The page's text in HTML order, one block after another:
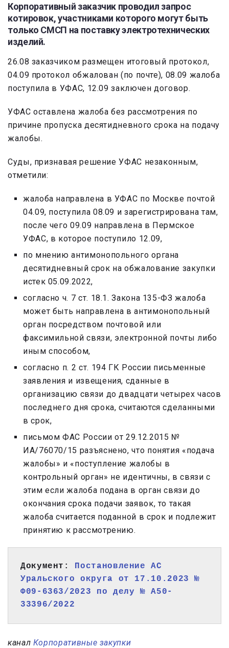
Корпоративный заказчик проводил запрос
котировок, участниками которого могут быть
только СМСП на поставку электротехнических
изделий.
26.08 заказчиком размещен итоговый протокол,
04.09 протокол обжалован (по почте), 08.09 жалоба
поступила в УФАС, 12.09 заключен договор.
УФАС оставлена жалоба без рассмотрения по
причине пропуска десятидневного срока на подачу
жалобы.
Суды, признавая решение УФАС незаконным,
отметили:
жалоба направлена в УФАС по Москве почтой
04.09, поступила 08.09 и зарегистрирована там,
после чего 09.09 направлена в Пермское
УФАС, в которое поступило 12.09,
по мнению антимонопольного органа
десятидневный срок на обжалование закупки
истек 05.09.2022,
согласно ч. 7 ст. 18.1. Закона 135-ФЗ жалоба
может быть направлена в антимонопольный
орган посредством почтовой или
факсимильной связи, электронной почты либо
иным способом,
согласно п. 2 ст. 194 ГК России письменные
заявления и извещения, сданные в
организацию связи до двадцати четырех часов
последнего дня срока, считаются сделанными
в срок,
письмом ФАС России от 29.12.2015 №
ИА/76070/15 разъяснено, что понятия «подача
жалобы» и «поступление жалобы в
контрольный орган» не идентичны, в связи с
этим если жалоба подана в орган связи до
окончания срока подачи заявок, то такая
жалоба считается поданной в срок и подлежит
принятию к рассмотрению.
Документ: Постановление АС
Уральского округа от 17.10.2023 №
Ф09-6363/2023 по делу № А50-
33396/2022
канал Корпоративные закупки